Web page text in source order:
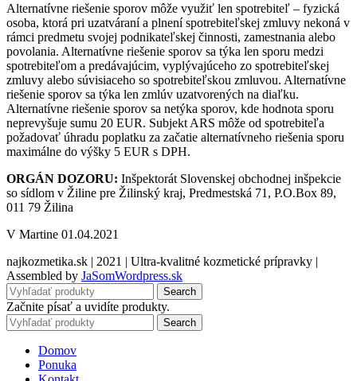
Alternatívne riešenie sporov môže využiť len spotrebiteľ – fyzická
osoba, ktorá pri uzatváraní a plnení spotrebiteľskej zmluvy nekoná v
rámci predmetu svojej podnikateľskej činnosti, zamestnania alebo
povolania. Alternatívne riešenie sporov sa týka len sporu medzi
spotrebiteľom a predávajúcim, vyplývajúceho zo spotrebiteľskej
zmluvy alebo súvisiaceho so spotrebiteľskou zmluvou. Alternatívne
riešenie sporov sa týka len zmlúv uzatvorených na diaľku.
Alternatívne riešenie sporov sa netýka sporov, kde hodnota sporu
neprevyšuje sumu 20 EUR. Subjekt ARS môže od spotrebiteľa
požadovať úhradu poplatku za začatie alternatívneho riešenia sporu
maximálne do výšky 5 EUR s DPH.
ORGÁN DOZORU: Inšpektorát Slovenskej obchodnej inšpekcie
so sídlom v Žiline pre Žilinský kraj, Predmestská 71, P.O.Box 89,
011 79 Žilina
V Martine 01.04.2021
najkozmetika.sk | 2021 | Ultra-kvalitné kozmetické prípravky |
Assembled by JaSomWordpress.sk
Search
Začnite písať a uvidíte produkty.
Search
Domov
Ponuka